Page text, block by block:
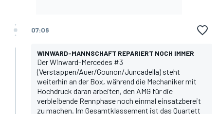
07:06
WINWARD-MANNSCHAFT REPARIERT NOCH IMMER
Der Winward-Mercedes #3
(Verstappen/Auer/Gounon/Juncadella) steht
weiterhin an der Box, während die Mechaniker mit
Hochdruck daran arbeiten, den AMG für die
verbleibende Rennphase noch einmal einsatzbereit
zu machen. Im Gesamtklassement ist das Quartett